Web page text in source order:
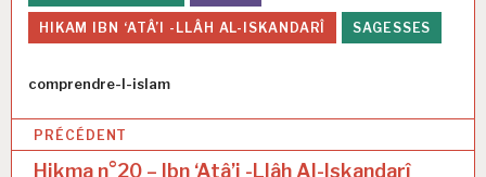
HIKAM IBN ‘ATÂ’I -LLÂH AL-ISKANDARÎ SAGESSES
Auteur
comprendre-l-islam
NPRÉCÉDENT
Hikma n°20 – Ibn ‘Atâ’i -Llâh Al-Iskandarî